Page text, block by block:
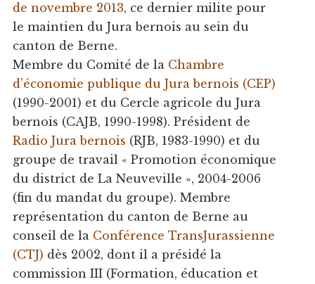
de novembre 2013, ce dernier milite pour
le maintien du Jura bernois au sein du
canton de Berne.
Membre du Comité de la Chambre
d’économie publique du Jura bernois (CEP)
(1990-2001) et du Cercle agricole du Jura
bernois (CAJB, 1990-1998). Président de
Radio Jura bernois (RJB, 1983-1990) et du
groupe de travail « Promotion économique
du district de La Neuveville », 2004-2006
(fin du mandat du groupe). Membre
représentation du canton de Berne au
conseil de la Conférence TransJurassienne
(CTJ) dès 2002, dont il a présidé la
commission III (Formation, éducation et